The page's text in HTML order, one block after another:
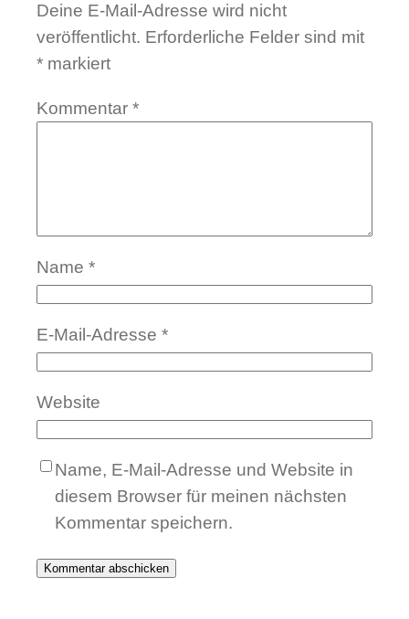
Deine E-Mail-Adresse wird nicht
veröffentlicht. Erforderliche Felder sind mit
* markiert
Kommentar *
Name *
E-Mail-Adresse *
Website
Name, E-Mail-Adresse und Website in
diesem Browser für meinen nächsten
Kommentar speichern.